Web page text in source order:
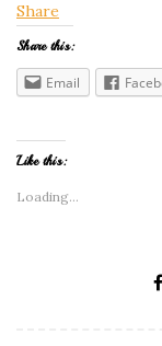
Share
Share this:
Email
Like this:
Loading...